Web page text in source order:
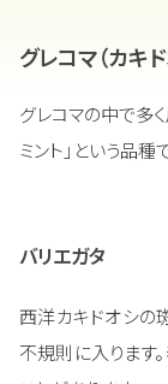
グレコマ（カキ
グレコマの中で多く
ミント」という品種
バリエガタ
西洋カキドオシの
不規則に入ります